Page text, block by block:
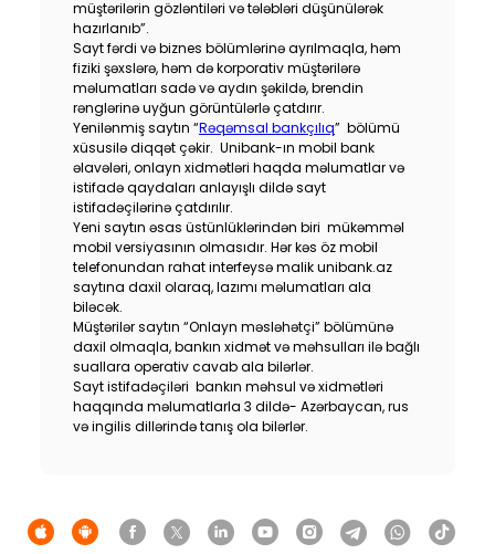
müştərilərin gözləntiləri və tələbləri düşünülərək
hazırlanıb”.
Sayt fərdi və biznes bölümlərinə ayrılmaqla, həm
fiziki şəxslərə, həm də korporativ müştərilərə
məlumatları sadə və aydın şəkildə, brendin
rənglərinə uyğun görüntülərlə çatdırır.
Yenilənmiş saytın “Rəqəmsal bankçılıq” bölümü
xüsusilə diqqət çəkir. Unibank-ın mobil bank
əlavələri, onlayn xidmətləri haqda məlumatlar və
istifadə qaydaları anlayışlı dildə sayt
istifadəçilərinə çatdırılır.
Yeni saytın əsas üstünlüklərindən biri mükəmməl
mobil versiyasının olmasıdır. Hər kəs öz mobil
telefonundan rahat interfeysə malik unibank.az
saytına daxil olaraq, lazımı məlumatları ala
biləcək.
Müştərilər saytın “Onlayn məsləhətçi” bölümünə
daxil olmaqla, bankın xidmət və məhsulları ilə bağlı
suallara operativ cavab ala bilərlər.
Sayt istifadəçiləri bankın məhsul və xidmətləri
haqqında məlumatlarla 3 dildə- Azərbaycan, rus
və ingilis dillərində tanış ola bilərlər.